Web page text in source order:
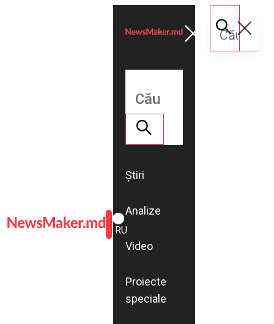
ROMÂNĂ
RU
Știri
Analize
Video
Proiecte
speciale